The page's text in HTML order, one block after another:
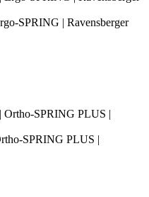
SPRING | Ravensberger
SPRING PLUS |